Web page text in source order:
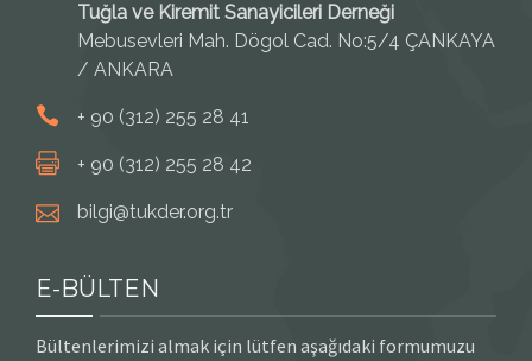
Tuğla ve Kiremit Sanayicileri Derneği
Mebusevleri Mah. Dögol Cad. No:5/4 ÇANKAYA
/ ANKARA
+ 90 (312) 255 28 41
+ 90 (312) 255 28 42
bilgi@tukder.org.tr
E-BÜLTEN
Bültenlerimizi almak için lütfen aşağıdaki formumuzu